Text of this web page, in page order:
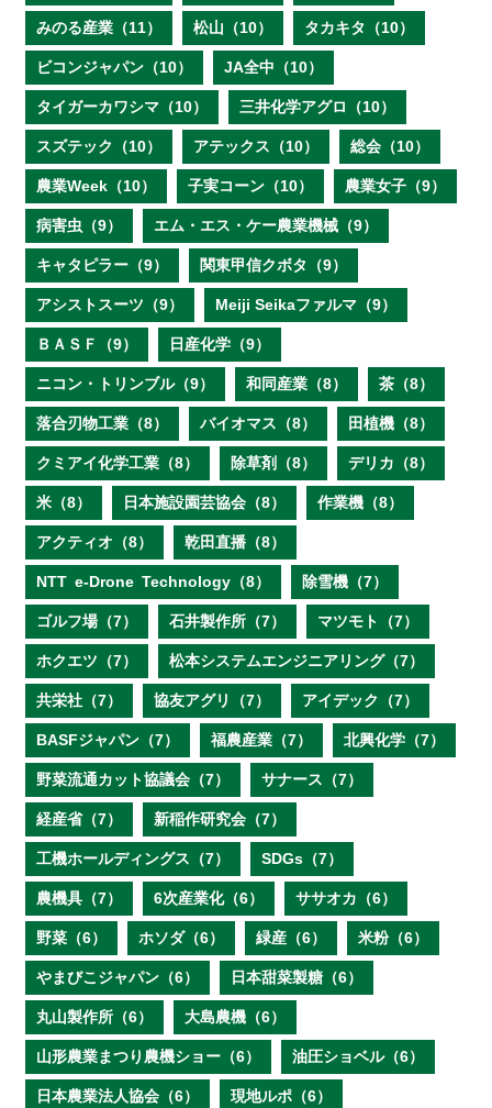
みのる産業（11） 松山（10） タカキタ（10）
ビコンジャパン（10） JA全中（10）
タイガーカワシマ（10） 三井化学アグロ（10）
スズテック（10） アテックス（10） 総会（10）
農業Week（10） 子実コーン（10） 農業女子（9）
病害虫（9） エム・エス・ケー農業機械（9）
キャタピラー（9） 関東甲信クボタ（9）
アシストスーツ（9） Meiji Seikaファルマ（9）
ＢＡＳＦ（9） 日産化学（9）
ニコン・トリンブル（9） 和同産業（8） 茶（8）
落合刃物工業（8） バイオマス（8） 田植機（8）
クミアイ化学工業（8） 除草剤（8） デリカ（8）
米（8） 日本施設園芸協会（8） 作業機（8）
アクティオ（8） 乾田直播（8）
NTT e‐Drone Technology（8） 除雪機（7）
ゴルフ場（7） 石井製作所（7） マツモト（7）
ホクエツ（7） 松本システムエンジニアリング（7）
共栄社（7） 協友アグリ（7） アイデック（7）
BASFジャパン（7） 福農産業（7） 北興化学（7）
野菜流通カット協議会（7） サナース（7）
経産省（7） 新稲作研究会（7）
工機ホールディングス（7） SDGs（7）
農機具（7） 6次産業化（6） ササオカ（6）
野菜（6） ホソダ（6） 緑産（6） 米粉（6）
やまびこジャパン（6） 日本甜菜製糖（6）
丸山製作所（6） 大島農機（6）
山形農業まつり農機ショー（6） 油圧ショベル（6）
日本農業法人協会（6） 現地ルポ（6）